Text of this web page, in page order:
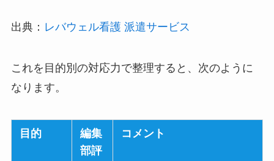
出典： レバウェル看護 派遣サービス
これを目的別の対応力で整理すると、次のように
なります。
目的
編集
部評
コメント